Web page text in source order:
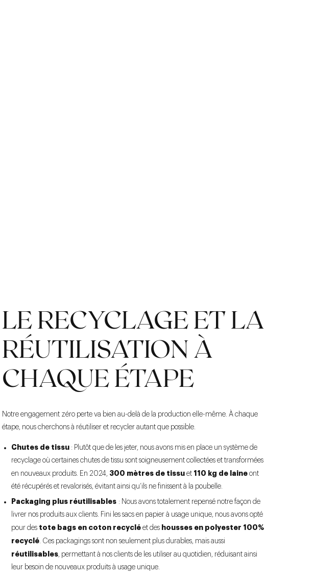
LE RECYCLAGE ET LA
RÉUTILISATION À
CHAQUE ÉTAPE
Notre engagement zéro perte va bien au-delà de la production elle-même. À chaque
étape, nous cherchons à réutiliser et recycler autant que possible.
Chutes de tissu: Plutôt que de les jeter, nous avons mis en place un système de
recyclage où certaines chutes de tissu sont soigneusement collectées et transformées
en nouveaux produits. En 2024, 300 mètres de tissuet 110 kg de laineont
été récupérés et revalorisés, évitant ainsi qu’ils ne finissent à la poubelle.
Packaging plus réutilisables: Nous avons totalement repensé notre façon de
livrer nos produits aux clients. Fini les sacs en papier à usage unique, nous avons opté
pour des tote bags en coton recycléet des housses en polyester 100%
recyclé. Ces packagings sont non seulement plus durables, mais aussi
réutilisables, permettant à nos clients de les utiliser au quotidien, réduisant ainsi
leur besoin de nouveaux produits à usage unique.